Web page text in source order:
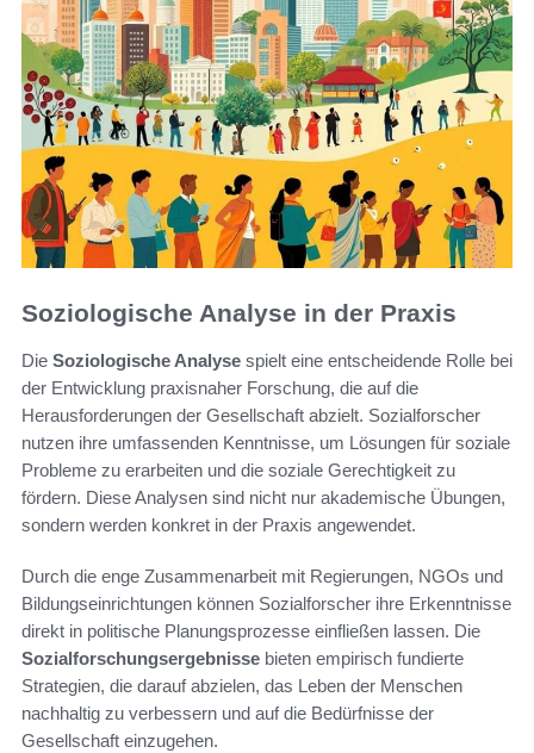
Soziologische Analyse in der Praxis
Die Soziologische Analyse spielt eine entscheidende Rolle bei
der Entwicklung praxisnaher Forschung, die auf die
Herausforderungen der Gesellschaft abzielt. Sozialforscher
nutzen ihre umfassenden Kenntnisse, um Lösungen für soziale
Probleme zu erarbeiten und die soziale Gerechtigkeit zu
fördern. Diese Analysen sind nicht nur akademische Übungen,
sondern werden konkret in der Praxis angewendet.
Durch die enge Zusammenarbeit mit Regierungen, NGOs und
Bildungseinrichtungen können Sozialforscher ihre Erkenntnisse
direkt in politische Planungsprozesse einfließen lassen. Die
Sozialforschungsergebnisse bieten empirisch fundierte
Strategien, die darauf abzielen, das Leben der Menschen
nachhaltig zu verbessern und auf die Bedürfnisse der
Gesellschaft einzugehen.